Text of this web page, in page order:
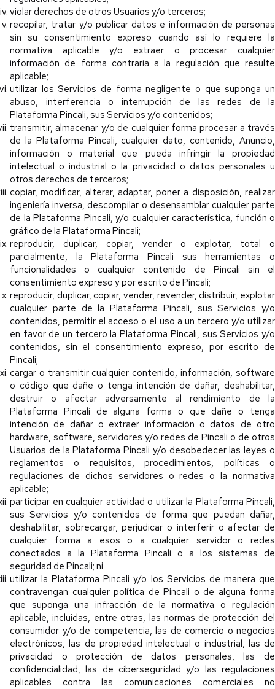
violar derechos de otros Usuarios y/o terceros;
recopilar, tratar y/o publicar datos e información de personas
sin su consentimiento expreso cuando así lo requiere la
normativa aplicable y/o extraer o procesar cualquier
información de forma contraria a la regulación que resulte
aplicable;
utilizar los Servicios de forma negligente o que suponga un
abuso, interferencia o interrupción de las redes de la
Plataforma Pincali, sus Servicios y/o contenidos;
transmitir, almacenar y/o de cualquier forma procesar a través
de la Plataforma Pincali, cualquier dato, contenido, Anuncio,
información o material que pueda infringir la propiedad
intelectual o industrial o la privacidad o datos personales u
otros derechos de terceros;
copiar, modificar, alterar, adaptar, poner a disposición, realizar
ingeniería inversa, descompilar o desensamblar cualquier parte
de la Plataforma Pincali, y/o cualquier característica, función o
gráfico de la Plataforma Pincali;
reproducir, duplicar, copiar, vender o explotar, total o
parcialmente, la Plataforma Pincali sus herramientas o
funcionalidades o cualquier contenido de Pincali sin el
consentimiento expreso y por escrito de Pincali;
reproducir, duplicar, copiar, vender, revender, distribuir, explotar
cualquier parte de la Plataforma Pincali, sus Servicios y/o
contenidos, permitir el acceso o el uso a un tercero y/o utilizar
en favor de un tercero la Plataforma Pincali, sus Servicios y/o
contenidos, sin el consentimiento expreso, por escrito de
Pincali;
cargar o transmitir cualquier contenido, información, software
o código que dañe o tenga intención de dañar, deshabilitar,
destruir o afectar adversamente al rendimiento de la
Plataforma Pincali de alguna forma o que dañe o tenga
intención de dañar o extraer información o datos de otro
hardware, software, servidores y/o redes de Pincali o de otros
Usuarios de la Plataforma Pincali y/o desobedecer las leyes o
reglamentos o requisitos, procedimientos, políticas o
regulaciones de dichos servidores o redes o la normativa
aplicable;
participar en cualquier actividad o utilizar la Plataforma Pincali,
sus Servicios y/o contenidos de forma que puedan dañar,
deshabilitar, sobrecargar, perjudicar o interferir o afectar de
cualquier forma a esos o a cualquier servidor o redes
conectados a la Plataforma Pincali o a los sistemas de
seguridad de Pincali; ni
utilizar la Plataforma Pincali y/o los Servicios de manera que
contravengan cualquier política de Pincali o de alguna forma
que suponga una infracción de la normativa o regulación
aplicable, incluidas, entre otras, las normas de protección del
consumidor y/o de competencia, las de comercio o negocios
electrónicos, las de propiedad intelectual o industrial, las de
privacidad o protección de datos personales, las de
confidencialidad, las de ciberseguridad y/o las regulaciones
aplicables contra las comunicaciones comerciales no